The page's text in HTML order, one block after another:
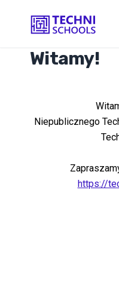
WYDARZENIA
Witamy!
Niepublicznego
https://